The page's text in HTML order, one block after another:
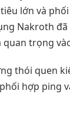
lớn và
Nakroth
trọng
thói quen
hợp ping